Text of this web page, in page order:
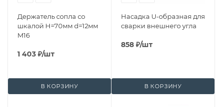
Держатель сопла со
шкалой H=70мм d=12мм
M16
1 403 ₽/шт
В КОРЗИНУ
Насадка U-образная для
сварки внешнего угла
858 ₽/шт
В КОРЗИНУ